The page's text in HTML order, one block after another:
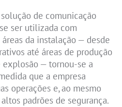
de comunicação
ser utilizada com
da instalação — desde
até áreas de produção
— tornou-se a
que a empresa
operações e, ao mesmo
padrões de segurança.